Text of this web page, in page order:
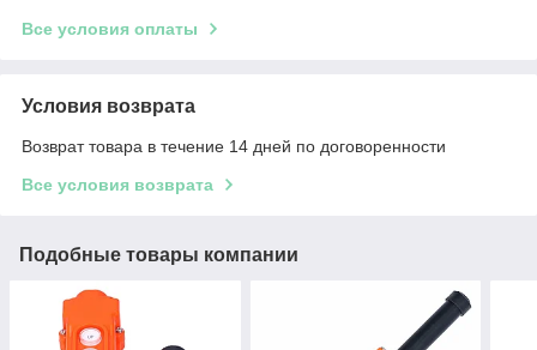
Все условия оплаты
Условия возврата
Возврат товара в течение 14 дней по договоренности
Все условия возврата
Подобные товары компании